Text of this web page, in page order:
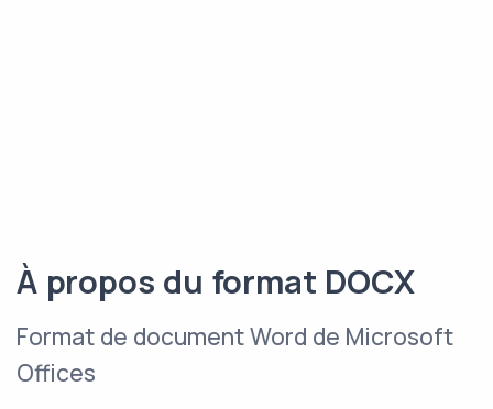
À propos du format DOCX
Format de document Word de Microsoft
Offices